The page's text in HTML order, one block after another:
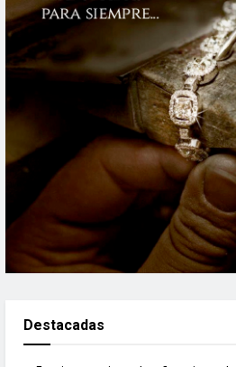
Destacadas